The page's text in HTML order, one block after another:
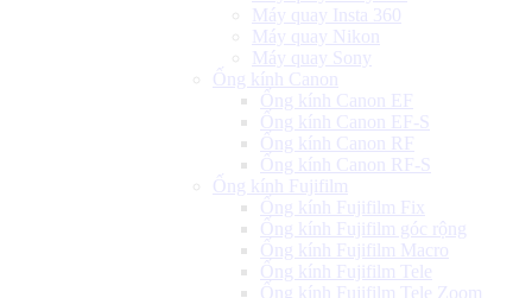
Máy quay Insta 360
Máy quay Nikon
Máy quay Sony
Ống kính Canon
Ống kính Canon EF
Ống kính Canon EF-S
Ống kính Canon RF
Ống kính Canon RF-S
Ống kính Fujifilm
Ống kính Fujifilm Fix
Ống kính Fujifilm góc rộng
Ống kính Fujifilm Macro
Ống kính Fujifilm Tele
Ống kính Fujifilm Tele Zoom